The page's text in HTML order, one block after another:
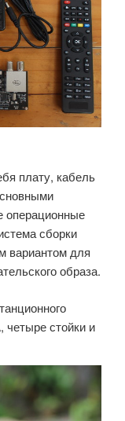
плату, кабель
операционные
сборки
вариантом для
образа.
четыре стойки и